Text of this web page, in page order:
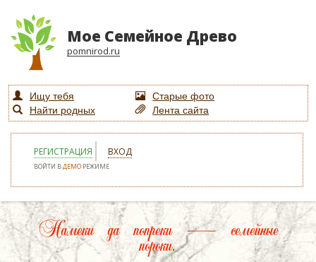
Мое Семейное Древо
pomnirod.ru
Ищу тебя
Старые фото
Найти родных
Лента сайта
РЕГИСТРАЦИЯ ВХОД
ВОЙТИ ВДЕМО РЕЖИМЕ
Намеки да попреки — семейные
пороки.